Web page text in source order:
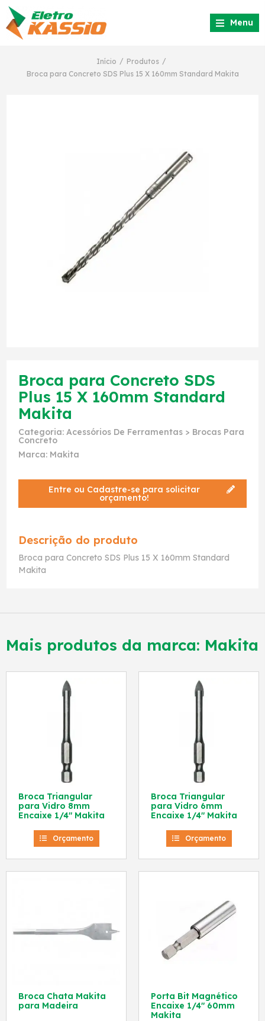
Menu
Início / Produtos /
Broca para Concreto SDS Plus 15 X 160mm Standard Makita
Broca para Concreto SDS
Plus 15 X 160mm Standard
Makita
Categoria: Acessórios De Ferramentas > Brocas Para
Concreto
Marca: Makita
Entre ou Cadastre-se para solicitar
orçamento!
Descrição do produto
Broca para Concreto SDS Plus 15 X 160mm Standard
Makita
Mais produtos da marca: Makita
Broca Triangular
para Vidro 8mm
Encaixe 1/4″ Makita
Orçamento
Broca Triangular
para Vidro 6mm
Encaixe 1/4″ Makita
Orçamento
Broca Chata Makita
para Madeira
Porta Bit Magnético
Encaixe 1/4″ 60mm
Makita